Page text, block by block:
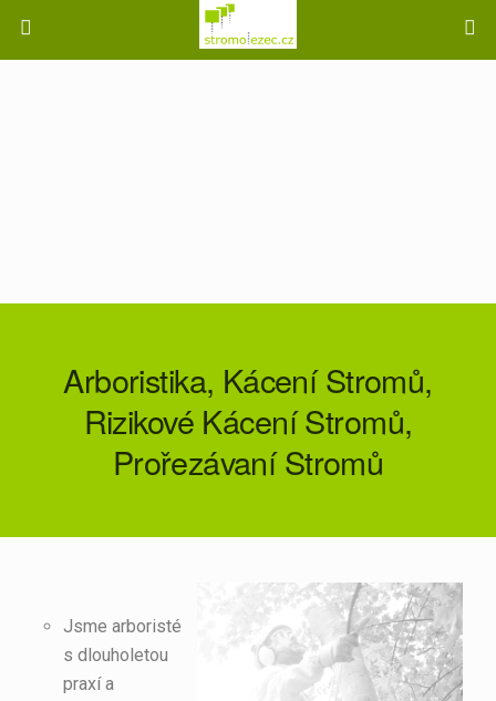
Arboristika, Kácení Stromů,
Rizikové Kácení Stromů,
Prořezávaní Stromů
Jsme arboristé
s dlouholetou
praxí a